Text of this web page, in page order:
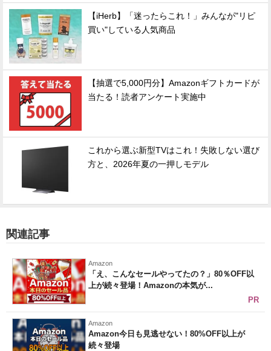
【iHerb】「迷ったらこれ！」みんなが"リピ
買い"している人気商品
【抽選で5,000円分】Amazonギフトカードが
当たる！読者アンケート実施中
これから選ぶ新型TVはこれ！失敗しない選び
方と、2026年夏の一押しモデル
関連記事
Amazon
「え、こんなセールやってたの？」80％OFF以
上が続々登場！Amazonの本気が...
PR
Amazon
Amazon今日も見逃せない！80%OFF以上が
続々登場